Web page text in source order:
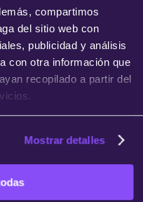
compartimos
del sitio web con
publicidad y análisis
con otra información que
recopilado a partir del
Mostrar detalles